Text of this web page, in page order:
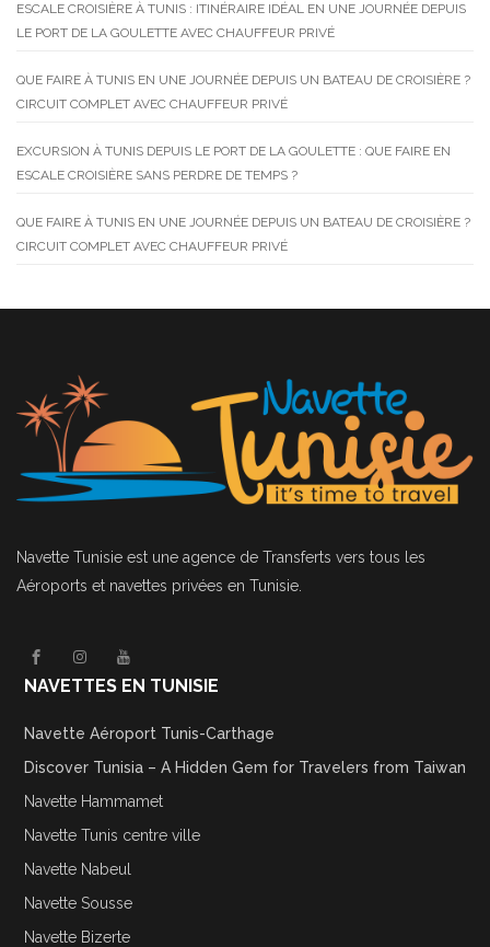
ESCALE CROISIÈRE À TUNIS : ITINÉRAIRE IDÉAL EN UNE JOURNÉE DEPUIS
LE PORT DE LA GOULETTE AVEC CHAUFFEUR PRIVÉ
QUE FAIRE À TUNIS EN UNE JOURNÉE DEPUIS UN BATEAU DE CROISIÈRE ?
CIRCUIT COMPLET AVEC CHAUFFEUR PRIVÉ
EXCURSION À TUNIS DEPUIS LE PORT DE LA GOULETTE : QUE FAIRE EN
ESCALE CROISIÈRE SANS PERDRE DE TEMPS ?
QUE FAIRE À TUNIS EN UNE JOURNÉE DEPUIS UN BATEAU DE CROISIÈRE ?
CIRCUIT COMPLET AVEC CHAUFFEUR PRIVÉ
Navette Tunisie est une agence de Transferts vers tous les
Aéroports et navettes privées en Tunisie.
NAVETTES EN TUNISIE
Navette Aéroport Tunis-Carthage
Discover Tunisia – A Hidden Gem for Travelers from Taiwan
Navette Hammamet
Navette Tunis centre ville
Navette Nabeul
Navette Sousse
Navette Bizerte